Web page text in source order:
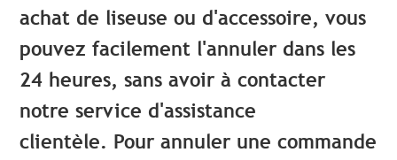
achat de liseuse ou d'accessoire, vous
pouvez facilement l'annuler dans les
24 heures, sans avoir à contacter
notre service d'assistance
clientèle. Pour annuler une commande